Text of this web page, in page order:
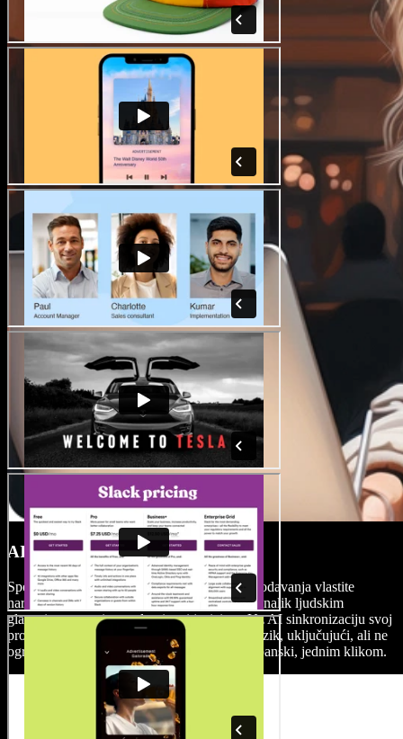
AI naracije i AI sinkronizacija
Speechify Studio nudi ne samo mogućnost dodavanja vlastite
naracije, već i izbor više od 200+ AI glasova nalik ljudskim
glasovima s raznim naglascima i jezicima. Uz AI sinkronizaciju svoj
projekt možete u trenu prevesti na bilo koji jezik, uključujući, ali ne
ograničavajući se na engleski, španjolski i japanski, jednim klikom.